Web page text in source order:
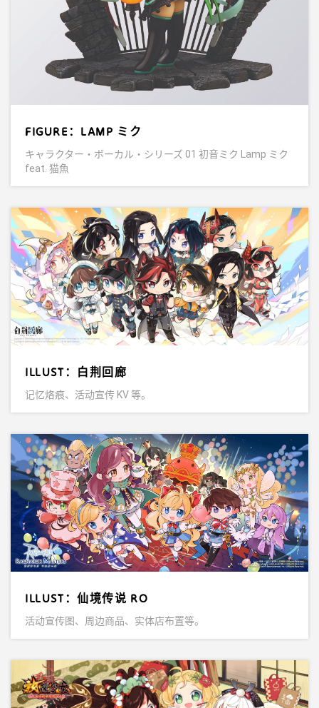
FIGURE：LAMP ミク
キャラクター・ボーカル・シリーズ 01 初音ミク Lamp ミク
feat. 猫魚
ILLUST：白荆回廊
记忆烙痕、活动宣传 KV 等。
ILLUST：仙境传说 RO
活动宣传图、周边商品、实体店布置等。